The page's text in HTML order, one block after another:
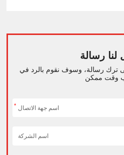
لنا رسالة
ترك رسالة، وسوف نقوم بالرد في
*